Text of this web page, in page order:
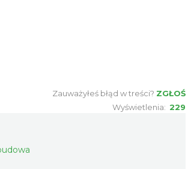
Zauważyłeś błąd w treści? ZGŁOŚ
Wyświetlenia: 229